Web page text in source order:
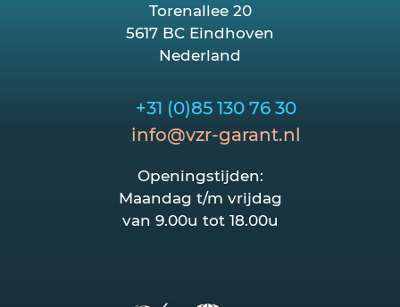
+31 (0)85 130 76 30
info@vzr-garant.nl
Openingstijden:
Maandag t/m vrijdag
van 9.00u tot 18.00u
Torenallee 20
5617 BC Eindhoven
Nederland